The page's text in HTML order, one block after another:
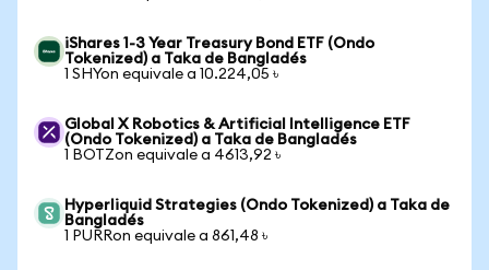
iShares 1-3 Year Treasury Bond ETF (Ondo
Tokenized) a Taka de Bangladés
1 SHYon equivale a 10.224,05 ৳
Global X Robotics & Artificial Intelligence ETF
(Ondo Tokenized) a Taka de Bangladés
1 BOTZon equivale a 4613,92 ৳
Hyperliquid Strategies (Ondo Tokenized) a Taka de
Bangladés
1 PURRon equivale a 861,48 ৳